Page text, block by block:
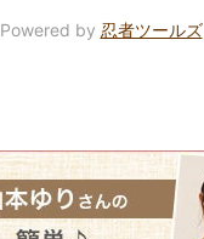
Powered by 忍者ツールズ